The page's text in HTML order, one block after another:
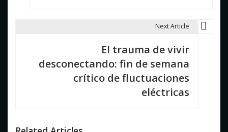
Next Article
El trauma de vivir
desconectando: fin de semana
crítico de fluctuaciones
eléctricas